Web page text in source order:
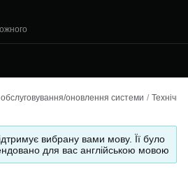
обслуговування/оновлення системи /
вибрану вами мову. Її було
для вас англійською мовою